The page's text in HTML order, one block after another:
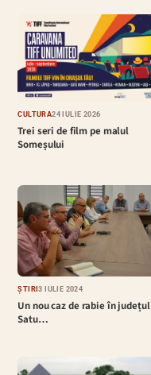
CULTURĂ24 IULIE 2026
Trei seri de film pe malul
Someșului
ȘTIRI3 IULIE 2024
Un nou caz de rabie în județul
Satu…